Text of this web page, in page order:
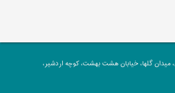
میدان گلها، خیابان هشت بهشت، کوچه اردشیر،